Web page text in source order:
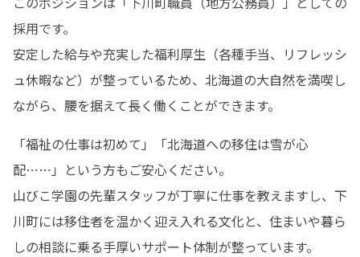
採用です。
安定した給与や充実した福利厚生（各種手当、リフレッシ
ュ休暇など）が整っているため、北海道の大自然を満喫し
ながら、腰を据えて長く働くことができます。
「福祉の仕事は初めて」「北海道への移住は雪が心
配……」という方もご安心ください。
山びこ学園の先輩スタッフが丁寧に仕事を教えますし、下
川町には移住者を温かく迎え入れる文化と、住まいや暮ら
しの相談に乗る手厚いサポート体制が整っています。